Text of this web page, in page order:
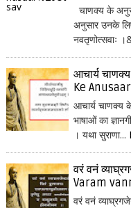
चाणक्य के
अनुसार उनके
नवतृणोत्सवाः
आचार्य
Ke
आचार्य चाणक्य
भाषाओं का
। यथा सुराणा...
वरं वनं
Varam
वरं वनं